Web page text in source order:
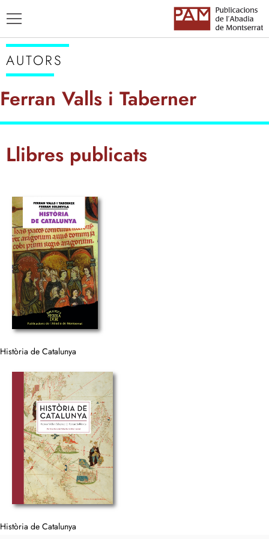
AUTORS
ENSENYAMENT CATALÀ
AUTORS
Ferran Valls i Taberner
Llibres publicats
Història de Catalunya
Història de Catalunya